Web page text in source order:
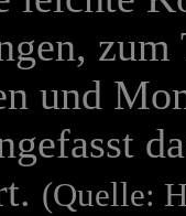
und
(Quelle: